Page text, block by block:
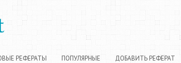
РЕФЕРАТЫ ПОПУЛЯРНЫЕ ДОБАВИТЬ РЕФЕРАТ